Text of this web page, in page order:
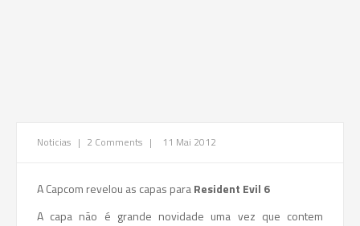
Noticias | 2 Comments | 11 Mai 2012
A Capcom revelou as capas paraResident Evil 6
A capa não é grande novidade uma vez que contem